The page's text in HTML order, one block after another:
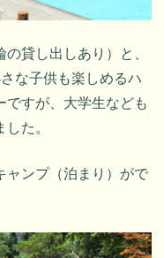
貸し出しあり）と、
な子供も楽しめるハ
ですが、大学生なども
た。
ャンプ（泊まり）がで